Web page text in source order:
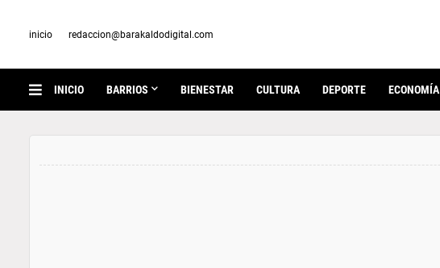
inicio redaccion@barakaldodigital.com
INICIO BARRIOS BIENESTAR CULTURA DEPORTE ECONOMÍA